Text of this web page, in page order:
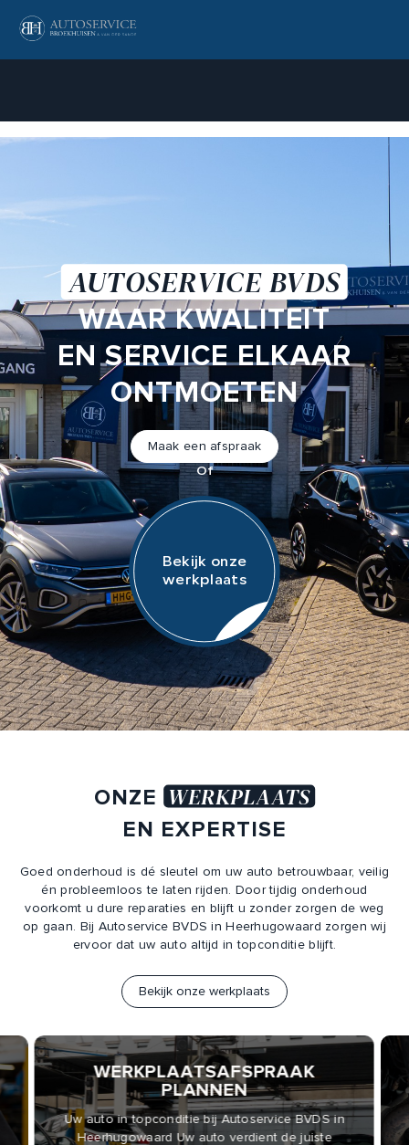
CONTACT
Contact
072-3030299
info@autoservicebvds.nl
Adres
Nijverheidsplein 1-B
1704 RB Heerhugowaard
Afspraak maken
AUTOSERVICE BVDS
WAAR KWALITEIT
EN SERVICE ELKAAR
ONTMOETEN
Maak een afspraak
Of
Bekijk onze
werkplaats
ONZE WERKPLAATS
EN EXPERTISE
Goed onderhoud is dé sleutel om uw auto betrouwbaar, veilig
én probleemloos te laten rijden. Door tijdig onderhoud
voorkomt u dure reparaties en blijft u zonder zorgen de weg
op gaan. Bij Autoservice BVDS in Heerhugowaard zorgen wij
ervoor dat uw auto altijd in topconditie blijft.
Bekijk onze werkplaats
WERKPLAATSAFSPRAAK
PLANNEN
Uw auto in topconditie bij Autoservice BVDS in
Heerhugowaard Uw auto verdient de juiste